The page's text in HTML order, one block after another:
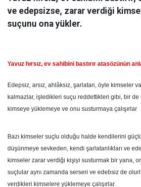
ve edepsizse, zarar verdiği
suçunu ona yükler.
Yavuz hırsız, ev sahibini bastırır atasözünün
Edepsiz, arsız, ahlâksız, şarlatan, öyle kimseler
kalmazlar, işledikleri suçu reddettikleri gibi, bir
kimseye yüklemeye ve onu susturmaya çalışırlar
Bazı kimseler suçlu olduğu halde kendilerini
düşünmeye sevkeden, kendi şarlatanlıkları ve
kimseler zarar verdiği kişiyi susturmak bir yana,
suçlular aynı zamanda serseri ve edebsiz de
verdikleri kimselere yüklemeye çalışırlar.